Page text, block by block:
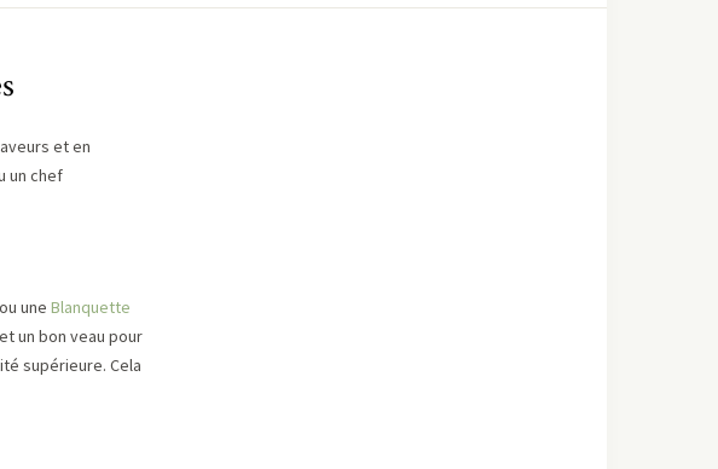
et en
un chef
ou une Blanquette
un bon veau pour
supérieure. Cela